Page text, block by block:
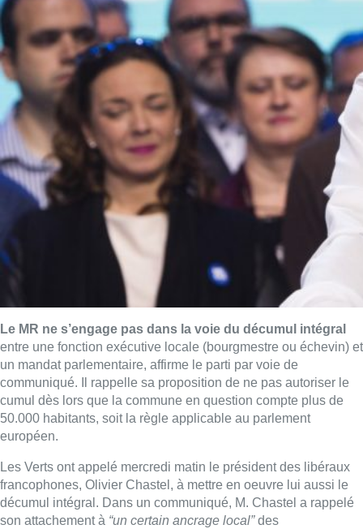
Le MR ne s’engage pas dans la voie du décumul intégral
entre une fonction exécutive locale (bourgmestre ou échevin) et
un mandat parlementaire, affirme le parti par voie de
communiqué. Il rappelle sa proposition de ne pas autoriser le
cumul dès lors que la commune en question compte plus de
50.000 habitants, soit la règle applicable au parlement
européen.
Les Verts ont appelé mercredi matin le président des libéraux
francophones, Olivier Chastel, à mettre en oeuvre lui aussi le
décumul intégral. Dans un communiqué, M. Chastel a rappelé
son attachement à “un certain ancrage local”des